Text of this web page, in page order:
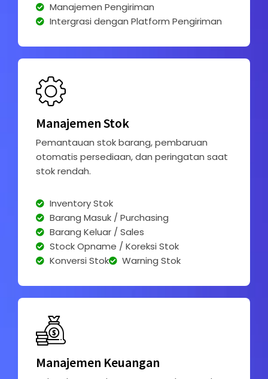
Manajemen Pengiriman
Intergrasi dengan Platform Pengiriman
Manajemen Stok
Pemantauan stok barang, pembaruan
otomatis persediaan, dan peringatan saat
stok rendah.
Inventory Stok
Barang Masuk / Purchasing
Barang Keluar / Sales
Stock Opname / Koreksi Stok
Konversi Stok
Warning Stok
Manajemen Keuangan